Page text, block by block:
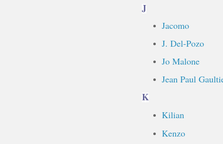
J
Jacomo
J. Del-Pozo
Jo Malone
Jean Paul
K
Kilian
Kenzo